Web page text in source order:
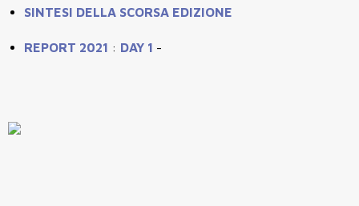
SINTESI DELLA SCORSA EDIZIONE
REPORT 2021 : DAY 1 -